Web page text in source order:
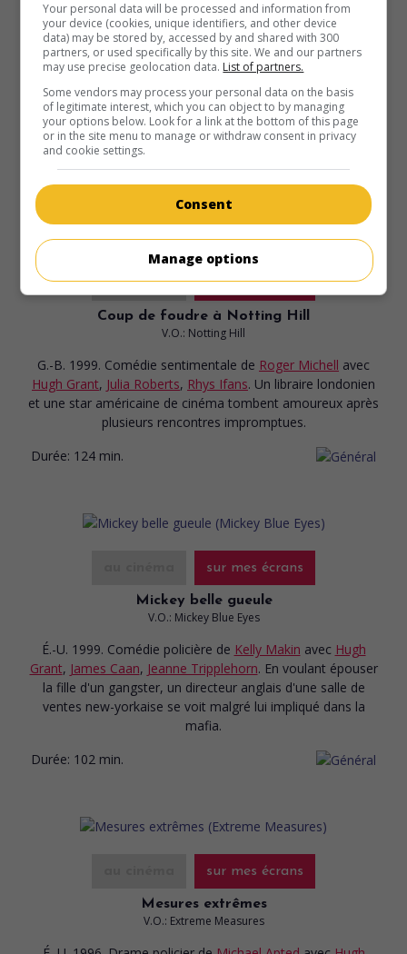
Escrocs mais pas trop
V.O.: Small Time Crooks
É.-U. 2000. Comédie de moeursde Woody Allen avec
jour au lendemain, un couple ignare et vulgaire tente
d'évoluer parmi la haute société de Manhattan.
Durée: 90 min.
au cinéma sur mes écrans
Coup de foudre à Notting Hill
V.O.: Notting Hill
G.-B. 1999. Comédie sentimentale de Roger Michell avec
Hugh Grant, Julia Roberts, Rhys Ifans. Un libraire londonien
et une star américaine de cinéma tombent amoureux après
plusieurs rencontres impromptues.
Durée: 124 min.
sur mes écrans
Mickey belle gueule
V.O.: Mickey Blue Eyes
É.-U. 1999. Comédie policière de Kelly Makin avec Hugh
Grant, James Caan, Jeanne Tripplehorn. En voulant épouser
la fille d'un gangster, un directeur anglais d'une salle de
ventes new-yorkaise se voit malgré lui impliqué dans la
mafia.
Durée: 102 min.
sur mes écrans
Mesures extrêmes
V.O.: Extreme Measures
Your personal data will be processed and information from
your device (cookies, unique identifiers, and other device
data) may be stored by, accessed by and shared with 300
partners, or used specifically by this site. We and our partners
may use precise geolocation data. List of partners.
Some vendors may process your personal data on the basis
of legitimate interest, which you can object to by managing
your options below. Look for a link at the bottom of this page
or in the site menu to manage or withdraw consent in privacy
and cookie settings.
Consent
Manage options